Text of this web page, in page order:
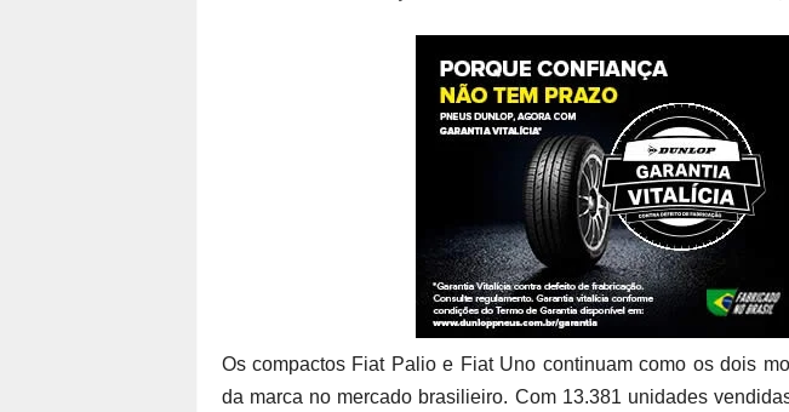
Os compactos Fiat Palio e Fiat Uno continuam como os dois
da marca no mercado brasilieiro. Com 13.381 unidades